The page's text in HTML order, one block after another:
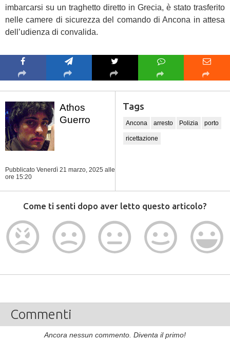
imbarcarsi su un traghetto diretto in Grecia, è stato trasferito
nelle camere di sicurezza del comando di Ancona in attesa
dell’udienza di convalida.
Athos
Guerro
Pubblicato Venerdì 21 marzo, 2025 alle
ore 15:20
Tags
Ancona arresto Polizia porto
ricettazione
Come ti senti dopo aver letto questo articolo?
Commenti
Ancora nessun commento. Diventa il primo!